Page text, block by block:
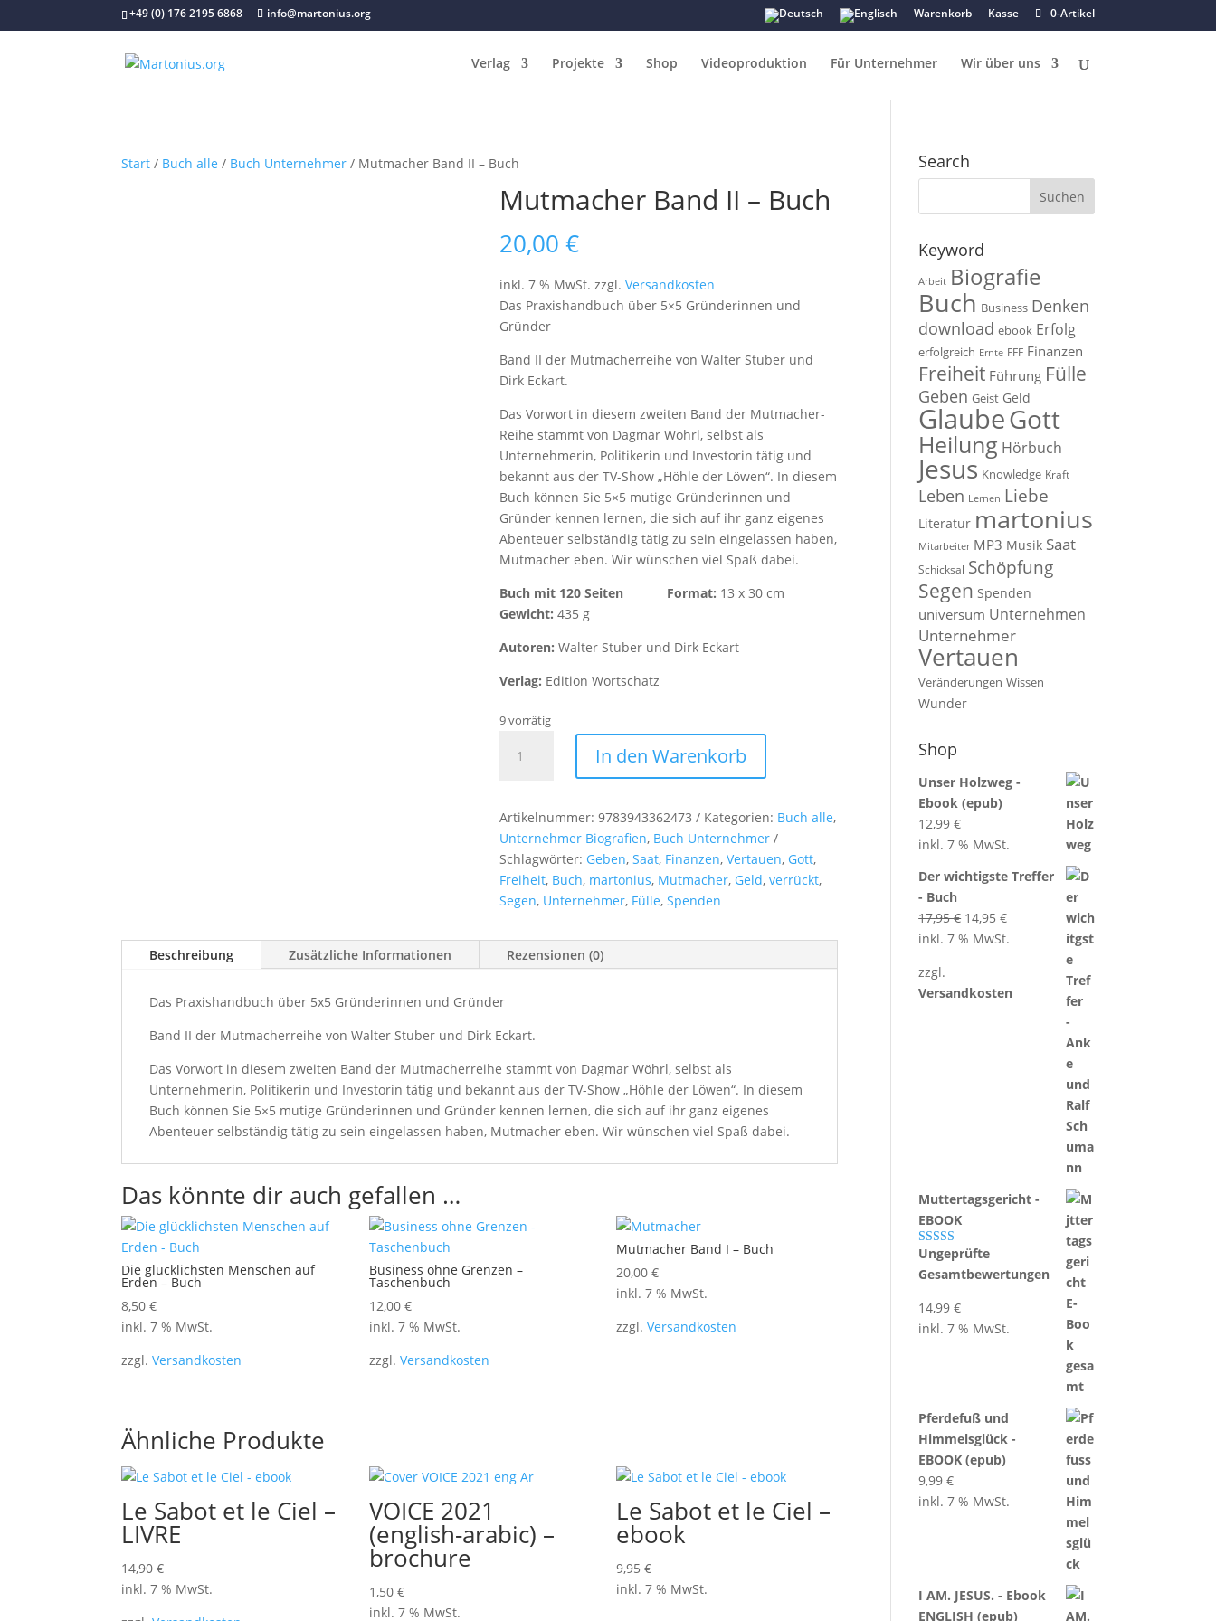
+49 (0) 176 2195 6868 info@martonius.org Warenkorb Kasse 0-Artikel
Verlag Projekte Shop Videoproduktion Für Unternehmer Wir über uns
Start / Buch alle / Buch Unternehmer / Mutmacher Band II – Buch
Mutmacher Band II – Buch
20,00 €
inkl. 7 % MwSt. zzgl. Versandkosten
Das Praxishandbuch über 5×5 Gründerinnen und
Gründer
Band II der Mutmacherreihe von Walter Stuber und
Dirk Eckart.
Das Vorwort in diesem zweiten Band der Mutmacher-
Reihe stammt von Dagmar Wöhrl, selbst als
Unternehmerin, Politikerin und Investorin tätig und
bekannt aus der TV-Show „Höhle der Löwen“. In diesem
Buch können Sie 5×5 mutige Gründerinnen und
Gründer kennen lernen, die sich auf ihr ganz eigenes
Abenteuer selbständig tätig zu sein eingelassen haben,
Mutmacher eben. Wir wünschen viel Spaß dabei.
Buch mit 120 Seiten Format: 13 x 30 cm
Gewicht: 435 g
Autoren: Walter Stuber und Dirk Eckart
Verlag: Edition Wortschatz
9 vorrätig
Band
-
Buch
Menge
In den Warenkorb
Artikelnummer: 9783943362473 Kategorien: Buch alle,
Unternehmer Biografien, Buch Unternehmer
Schlagwörter: Geben, Saat, Finanzen, Vertauen, Gott,
Freiheit, Buch, martonius, Mutmacher, Geld, verrückt,
Segen, Unternehmer, Fülle, Spenden
Beschreibung Zusätzliche Informationen Rezensionen (0)
Das Praxishandbuch über 5x5 Gründerinnen und Gründer
Band II der Mutmacherreihe von Walter Stuber und Dirk Eckart.
Das Vorwort in diesem zweiten Band der Mutmacherreihe stammt von Dagmar Wöhrl, selbst als
Unternehmerin, Politikerin und Investorin tätig und bekannt aus der TV-Show „Höhle der Löwen“. In diesem
Buch können Sie 5×5 mutige Gründerinnen und Gründer kennen lernen, die sich auf ihr ganz eigenes
Abenteuer selbständig tätig zu sein eingelassen haben, Mutmacher eben. Wir wünschen viel Spaß dabei.
Das könnte dir auch gefallen …
Die glücklichsten Menschen auf
Erden – Buch
8,50€
inkl. 7 % MwSt.
zzgl.Versandkosten
Business ohne Grenzen –
Taschenbuch
12,00 €
inkl. 7 % MwSt.
zzgl. Versandkosten
Mutmacher Band I – Buch
20,00€
inkl. 7 % MwSt.
zzgl.Versandkosten
Ähnliche Produkte
Le Sabot et le Ciel –
LIVRE
14,90€
inkl. 7 % MwSt.
VOICE 2021
(english-arabic) –
brochure
1,50 €
inkl. 7 % MwSt.
Le Sabot et le Ciel –
ebook
9,95€
inkl. 7 % MwSt.
Search
Keyword
Arbeit Biografie
Buch Business Denken
download ebook Erfolg
erfolgreich Ernte FFF Finanzen
Freiheit Führung Fülle
Geben Geist Geld
GlaubeGott
Heilung Hörbuch
Jesus Knowledge Kraft
Leben Lernen Liebe
Literatur martonius
Mitarbeiter MP3 Musik Saat
Schicksal Schöpfung
Segen Spenden
universum Unternehmen
Unternehmer
Vertauen
Veränderungen Wissen
Wunder
Shop
Unser Holzweg -
Ebook (epub)
12,99€
inkl. 7 % MwSt.
Der wichtigste Treffer
- Buch
17,95€ Ursprünglicher
Preis
14,95€Aktueller
Preis
inkl. 7 % MwSt.
zzgl.
Versandkosten
Muttertagsgericht -
EBOOK
Bewertet mit
5.00
von 5
Ungeprüfte
Gesamtbewertungen
14,99€
inkl. 7 % MwSt.
Pferdefuß und
Himmelsglück -
EBOOK (epub)
9,99€
inkl. 7 % MwSt.
I AM. JESUS. - Ebook
ENGLISH (epub)